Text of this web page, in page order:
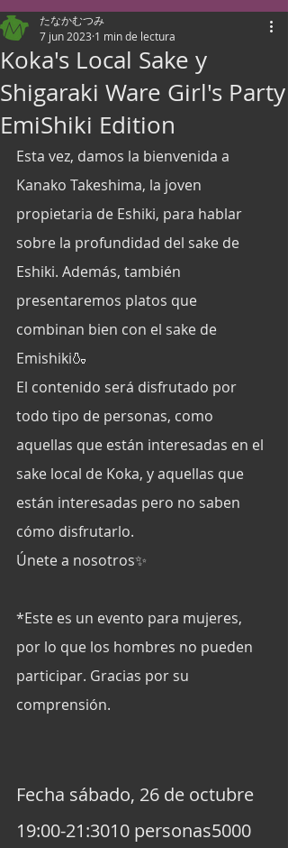
Koka's Local Sake y
Shigaraki Ware Girl's Party
EmiShiki Edition
たなかむつみ
7 jun 2023 1 min de lectura
Esta vez, damos la bienvenida a
Kanako Takeshima, la joven
propietaria de Eshiki, para hablar
sobre la profundidad del sake de
Eshiki. Además, también
presentaremos platos que
combinan bien con el sake de
Emishiki🍶
El contenido será disfrutado por
todo tipo de personas, como
aquellas que están interesadas en el
sake local de Koka, y aquellas que
están interesadas pero no saben
cómo disfrutarlo.
Únete a nosotros✨
*Este es un evento para mujeres,
por lo que los hombres no pueden
participar. Gracias por su
comprensión.
Fecha sábado, 26 de octubre
19:00-21:3010 personas5000